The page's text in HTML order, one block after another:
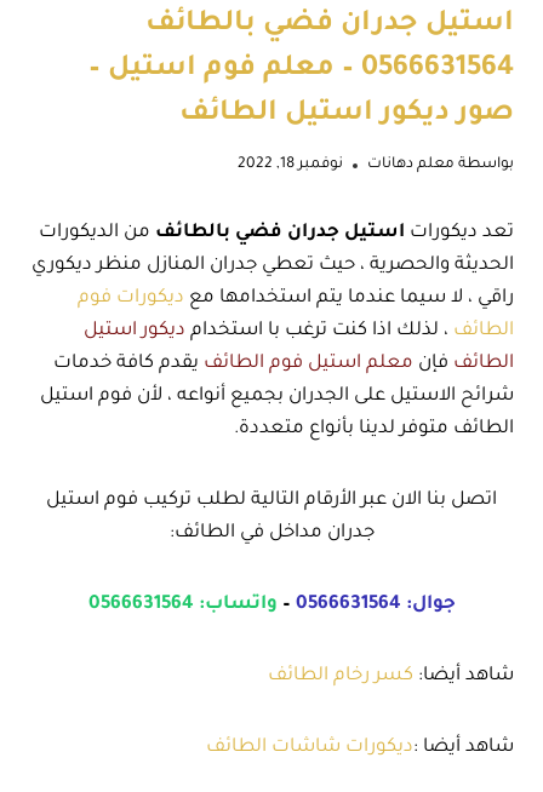
استيل جدران فضي بالطائف
0566631564 – معلم فوم استيل –
صور ديكور استيل الطائف
بواسطة معلم دهانات نوفمبر 18, 2022
تعد ديكورات استيل جدران فضي بالطائف من الديكورات
الحديثة والحصرية ، حيث تعطي جدران المنازل منظر ديكوري
راقي ، لا سيما عندما يتم استخدامها مع ديكورات فوم
الطائف ، لذلك اذا كنت ترغب با استخدام ديكور استيل
الطائف فإن معلم استيل فوم الطائف يقدم كافة خدمات
شرائح الاستيل على الجدران بجميع أنواعه ، لأن فوم استيل
الطائف متوفر لدينا بأنواع متعددة.
اتصل بنا الان عبر الأرقام التالية لطلب تركيب فوم استيل
جدران مداخل في الطائف:
جوال: 0566631564
– واتساب: 0566631564
شاهد أيضا: كسر رخام الطائف
شاهد أيضا :ديكورات شاشات الطائف